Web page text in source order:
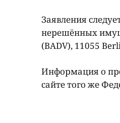
Заявления
нерешённых
(BADV), 11055
Информация о
сайте того же